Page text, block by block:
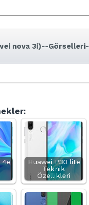
nova 3i)--Görselleri-
4e
Huawei P30 lite
Teknik
Özellikleri